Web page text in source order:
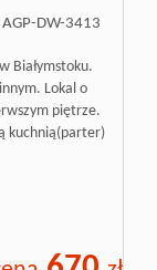
AGP-DW-3413
Białymstoku.
Lokal o
piętrze.
kuchnią(parter)